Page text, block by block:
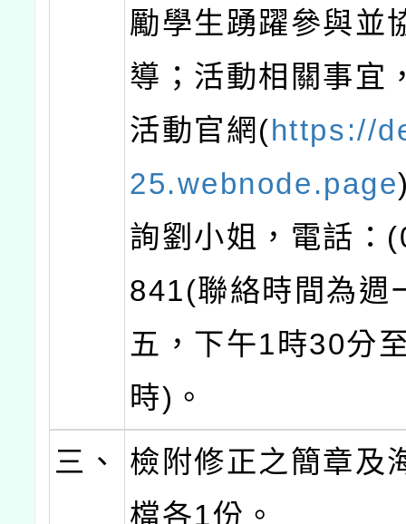
勵學生踴躍參與並
導；活動相關事宜
活動官網(https://
25.webnode.page
詢劉小姐，電話：
841(聯絡時間為週
五，下午1時30分
時)。
三、
檢附修正之簡章及
檔各1份。